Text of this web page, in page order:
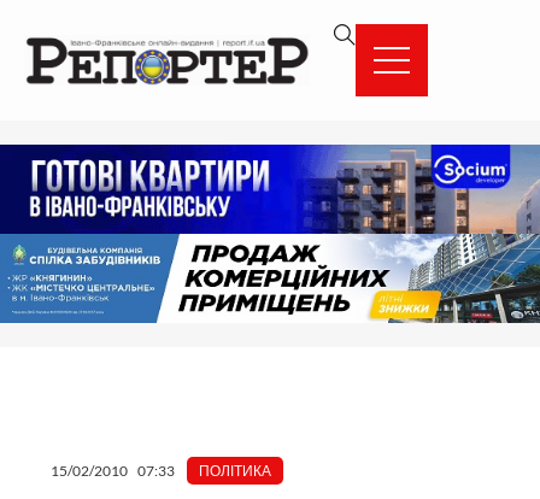
вмісту
15/02/2010 07:33 ПОЛІТИКА